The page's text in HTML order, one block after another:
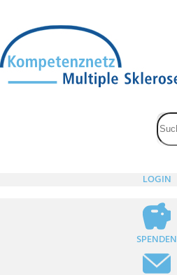
Inhalt
springen
LOGIN
SPENDEN